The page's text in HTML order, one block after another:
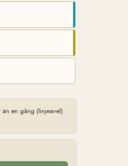
en gång (linjeavel)